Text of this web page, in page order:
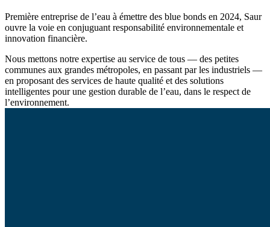
Première entreprise de l’eau à émettre des blue bonds en 2024, Saur
ouvre la voie en conjuguant responsabilité environnementale et
innovation financière.
Nous mettons notre expertise au service de tous — des petites
communes aux grandes métropoles, en passant par les industriels —
en proposant des services de haute qualité et des solutions
intelligentes pour une gestion durable de l’eau, dans le respect de
l’environnement.